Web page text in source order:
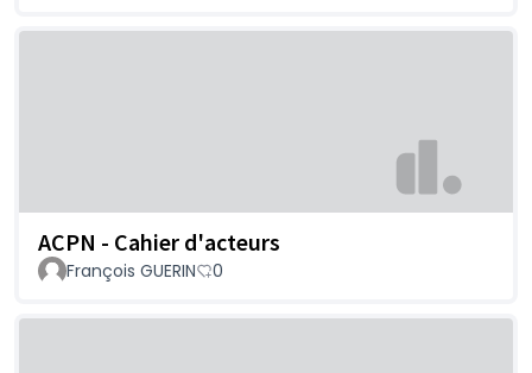
ACPN - Cahier d'acteurs
François GUERIN 0